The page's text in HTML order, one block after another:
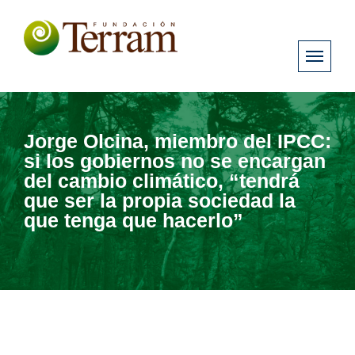
Jorge Olcina, miembro del IPCC:
si los gobiernos no se encargan
del cambio climático, “tendrá
que ser la propia sociedad la
que tenga que hacerlo”